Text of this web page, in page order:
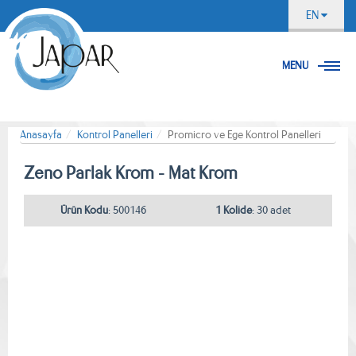
EN
MENU
Anasayfa Kontrol Panelleri Promicro ve Ege Kontrol Panelleri
Zeno Parlak Krom - Mat Krom
Ürün Kodu: 500146 1 Kolide: 30 adet